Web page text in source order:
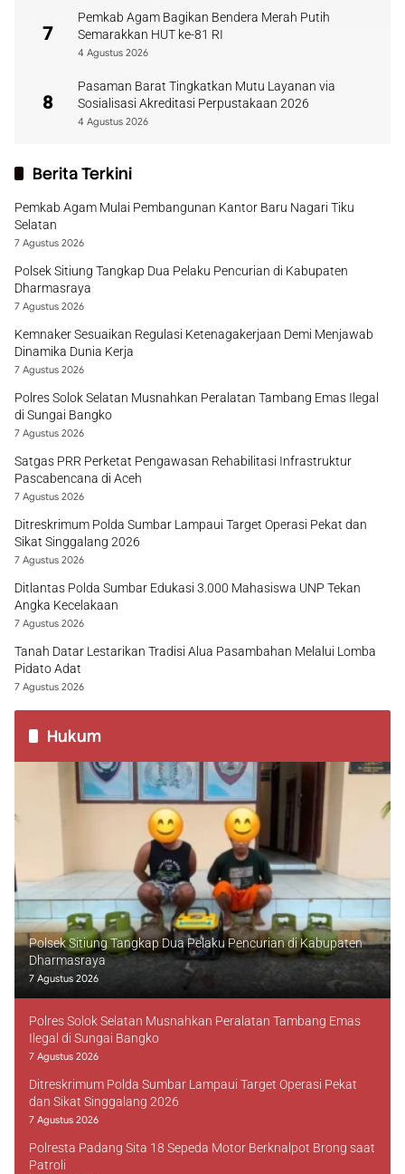
7
Pemkab Agam Bagikan Bendera Merah Putih
Semarakkan HUT ke-81 RI
4 Agustus 2026
8
Pasaman Barat Tingkatkan Mutu Layanan via
Sosialisasi Akreditasi Perpustakaan 2026
4 Agustus 2026
Berita Terkini
Pemkab Agam Mulai Pembangunan Kantor Baru Nagari Tiku
Selatan
7 Agustus 2026
Polsek Sitiung Tangkap Dua Pelaku Pencurian di Kabupaten
Dharmasraya
7 Agustus 2026
Kemnaker Sesuaikan Regulasi Ketenagakerjaan Demi Menjawab
Dinamika Dunia Kerja
7 Agustus 2026
Polres Solok Selatan Musnahkan Peralatan Tambang Emas Ilegal
di Sungai Bangko
7 Agustus 2026
Satgas PRR Perketat Pengawasan Rehabilitasi Infrastruktur
Pascabencana di Aceh
7 Agustus 2026
Ditreskrimum Polda Sumbar Lampaui Target Operasi Pekat dan
Sikat Singgalang 2026
7 Agustus 2026
Ditlantas Polda Sumbar Edukasi 3.000 Mahasiswa UNP Tekan
Angka Kecelakaan
7 Agustus 2026
Tanah Datar Lestarikan Tradisi Alua Pasambahan Melalui Lomba
Pidato Adat
7 Agustus 2026
Hukum
Polsek Sitiung Tangkap Dua Pelaku Pencurian di Kabupaten
Dharmasraya
7 Agustus 2026
Polres Solok Selatan Musnahkan Peralatan Tambang Emas
Ilegal di Sungai Bangko
7 Agustus 2026
Ditreskrimum Polda Sumbar Lampaui Target Operasi Pekat
dan Sikat Singgalang 2026
7 Agustus 2026
Polresta Padang Sita 18 Sepeda Motor Berknalpot Brong saat
Patroli